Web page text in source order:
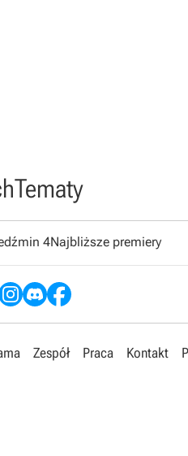
Tematy
4Najbliższe premiery
Zespół Praca Kontakt